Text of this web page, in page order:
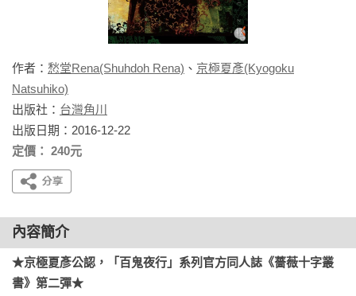
作者： 愁堂Rena(Shuhdoh Rena) 、 京極夏彥(Kyogoku
Natsuhiko)
出版社： 台灣角川
出版日期：2016-12-22
定價： 240元
內容簡介
★京極夏彥公認，「百鬼夜行」系列官方同人誌《薔薇十字叢
書》第二彈★